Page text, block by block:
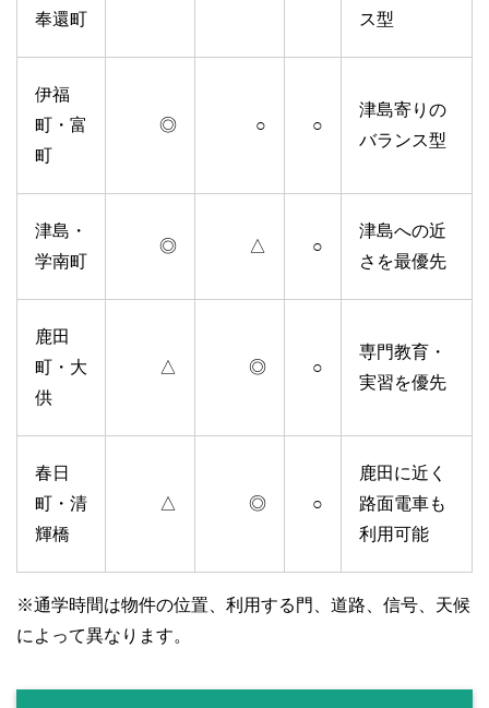
奉還町
ス型
伊福
町・富
町
◎ ○ ○
津島寄りの
バランス型
津島・
学南町
◎ △ ○
津島への近
さを最優先
鹿田
町・大
供
△ ◎ ○
専門教育・
実習を優先
春日
町・清
輝橋
△ ◎ ○
鹿田に近く
路面電車も
利用可能
※通学時間は物件の位置、利用する門、道路、信号、天候
によって異なります。